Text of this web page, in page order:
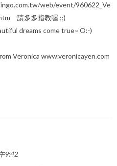
web/event/960622_Ve
請多多指教喔 ;;)
dreams come true~ O:-)
Veronica www.veronicayen.com
9:42